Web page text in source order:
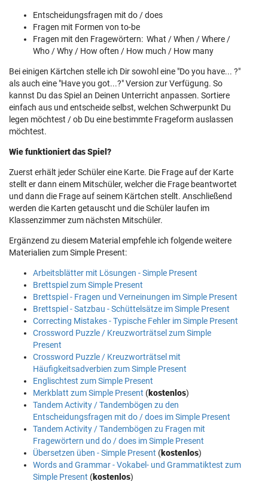
Entscheidungsfragen mit do / does
Fragen mit Formen von to-be
Fragen mit den Fragewörtern: What / When / Where /
Who / Why / How often / How much / How many
Bei einigen Kärtchen stelle ich Dir sowohl eine "Do you have... ?"
als auch eine "Have you got...?" Version zur Verfügung. So
kannst Du das Spiel an Deinen Unterricht anpassen. Sortiere
einfach aus und entscheide selbst, welchen Schwerpunkt Du
legen möchtest / ob Du eine bestimmte Frageform auslassen
möchtest.
Wie funktioniert das Spiel?
Zuerst erhält jeder Schüler eine Karte. Die Frage auf der Karte
stellt er dann einem Mitschüler, welcher die Frage beantwortet
und dann die Frage auf seinem Kärtchen stellt. Anschließend
werden die Karten getauscht und die Schüler laufen im
Klassenzimmer zum nächsten Mitschüler.
Ergänzend zu diesem Material empfehle ich folgende weitere
Materialien zum Simple Present:
Arbeitsblätter mit Lösungen - Simple Present
Brettspiel zum Simple Present
Brettspiel - Fragen und Verneinungen im Simple Present
Brettspiel - Satzbau - Schüttelsätze im Simple Present
Correcting Mistakes - Typische Fehler im Simple Present
Crossword Puzzle / Kreuzworträtsel zum Simple
Present
Crossword Puzzle / Kreuzworträtsel mit
Häufigkeitsadverbien zum Simple Present
Englischtest zum Simple Present
Merkblatt zum Simple Present (kostenlos)
Tandem Activity / Tandembögen zu den
Entscheidungsfragen mit do / does im Simple Present
Tandem Activity / Tandembögen zu Fragen mit
Fragewörtern und do / does im Simple Present
Übersetzen üben - Simple Present (kostenlos)
Words and Grammar - Vokabel- und Grammatiktest zum
Simple Present (kostenlos)